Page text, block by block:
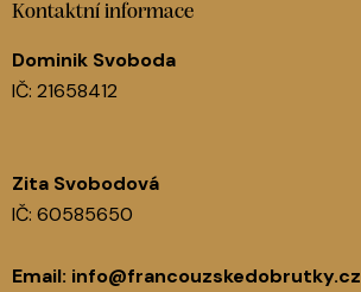
Kontaktní informace
Dominik Svoboda
IČ: 21658412
Zita Svobodová
IČ: 60585650
Email: info@francouzskedobrutky.cz